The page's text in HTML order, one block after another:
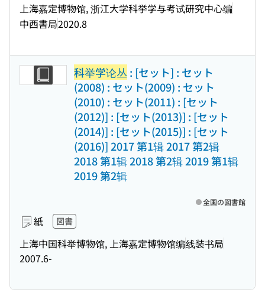
上海嘉定博物馆, 浙江大学科挙学与考试研究中心编
中西書局2020.8
科举学论丛 : [セット] : セット
(2008) : セット(2009) : セット
(2010) : セット(2011) : [セット
(2012)] : [セット(2013)] : [セット
(2014)] : [セット(2015)] : [セット
(2016)] 2017 第1辑 2017 第2辑
2018 第1辑 2018 第2辑 2019 第1辑
2019 第2辑
紙 図書
上海中国科举博物馆, 上海嘉定博物馆编线装书局
2007.6-
全国の図書館